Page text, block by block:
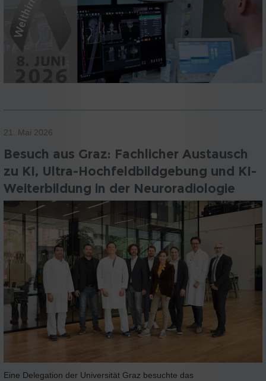
21. Mai 2026
Besuch aus Graz: Fachlicher Austausch
zu KI, Ultra-Hochfeldbildgebung und KI-
Weiterbildung in der Neuroradiologie
Eine Delegation der Universität Graz besuchte das